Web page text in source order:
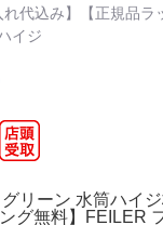
代込み】【正規品ラ
イジ